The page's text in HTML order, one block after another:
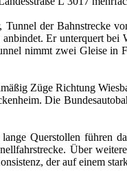
der Bahnstrecke
Er unterquert
nimmt zwei Gleise
Züge Richtung
Die
Querstollen führen
Über
der auf einem